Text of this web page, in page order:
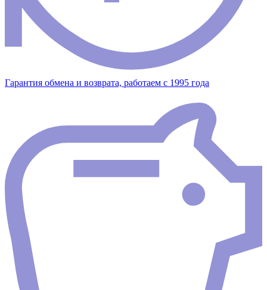
Гарантия обмена и возврата, работаем с 1995 года